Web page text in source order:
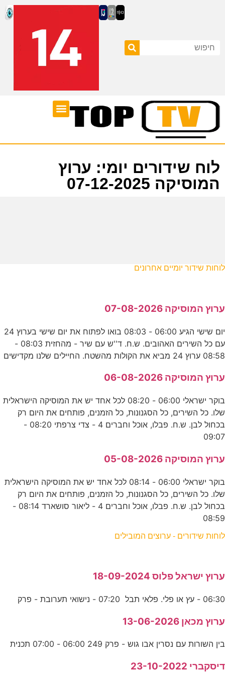
לוח שידורים יומי: ערוץ
המוסיקה 07-12-2025
לוחות שידור יומיים אחרונים
ערוץ המוסיקה 07-08-2026
יום שישי הגיע 06:00 - 08:03 בואו לפתוח את יום שישי בערוץ 24
עם כל השירים האהובים. ש.ח. ד''ש עם שיר - מהחזית 08:03 -
08:58 ערוץ 24 מביא את הקולות מהשטח. החיילים שלנו מקדישים
ערוץ המוסיקה 06-08-2026
בוקר ישראלי 06:00 - 08:20 לכל אחד יש את המוסיקה הישראלית
שלו. כל השירים, כל הסגנונות, כל הזמנים, פותחים את היום רק
בכחול לבן. ש.ח. פבלו, אוכל וחברים 4 - צדי צרפתי 08:20 -
09:07
ערוץ המוסיקה 05-08-2026
בוקר ישראלי 06:00 - 08:14 לכל אחד יש את המוסיקה הישראלית
שלו. כל השירים, כל הסגנונות, כל הזמנים, פותחים את היום רק
בכחול לבן. ש.ח. פבלו, אוכל וחברים 4 - ליאור סושארד 08:14 -
08:59
לוחות שידורים - ערוצים המובילים
ערוץ ישראל פלוס 18-09-2024
06:30 - עץ או פלי. פלאי תבל 07:20 - נישואי תערובת - פרק
ערוץ מכאן 13-06-2026
בין השורות עם נסרין אבו גוש - פרק 249 06:00 - 07:00 תכנית
דיסקברי 23-10-2022